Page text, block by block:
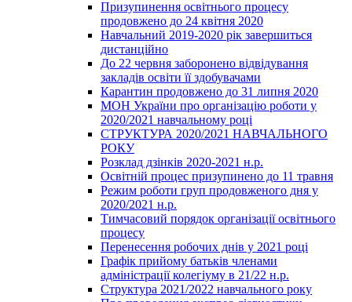
Призупинення освітнього процесу
продовжено до 24 квітня 2020
Навчальний 2019-2020 рік завершиться
дистанційно
До 22 червня заборонено відвідування
закладів освіти її здобувачами
Карантин продовжено до 31 липня 2020
МОН України про організацію роботи у
2020/2021 навчальному році
СТРУКТУРА 2020/2021 НАВЧАЛЬНОГО
РОКУ
Розклад дзінків 2020-2021 н.р.
Освітній процес призупинено до 11 травня
Режим роботи груп продовженого дня у
2020/2021 н.р.
Тимчасовий порядок організації освітнього
процесу
Перенесення робочих днів у 2021 році
Графік прийому батьків членами
адміністрації колегіуму в 21/22 н.р.
Структура 2021/2022 навчального року